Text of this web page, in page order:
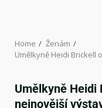
Home
Ženám
Umělkyně Heidi Brickell
Umělkyně Heidi
nejnovější